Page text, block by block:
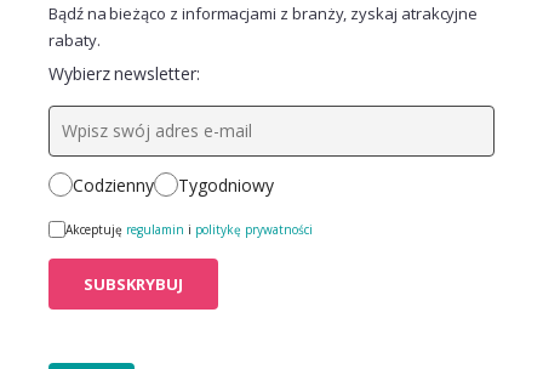
Bądź na bieżąco z informacjami z branży, zyskaj atrakcyjne
rabaty.
Wybierz newsletter:
Codzienny Tygodniowy
Akceptuję regulamin i politykę prywatności